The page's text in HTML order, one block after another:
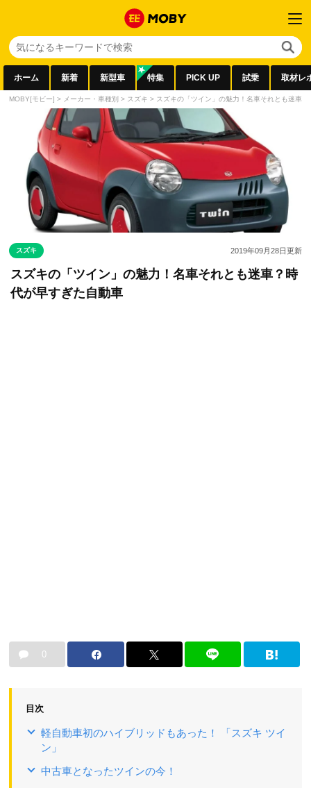
ホーム 新着 新型車 特集 PICK UP 試乗 取材レ
MOBY[モビー] > メーカー・車種別 > スズキ > スズキの「ツイン」の魅力！名車それとも迷車
スズキ 2019年09月28日更新
スズキの「ツイン」の魅力！名車それとも迷車？時
代が早すぎた自動車
0
目次
軽自動車初のハイブリッドもあった！ 「スズキ ツイ
ン」
中古車となったツインの今！